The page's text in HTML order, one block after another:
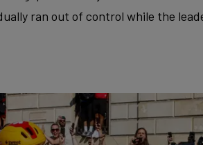
ran out of control while the